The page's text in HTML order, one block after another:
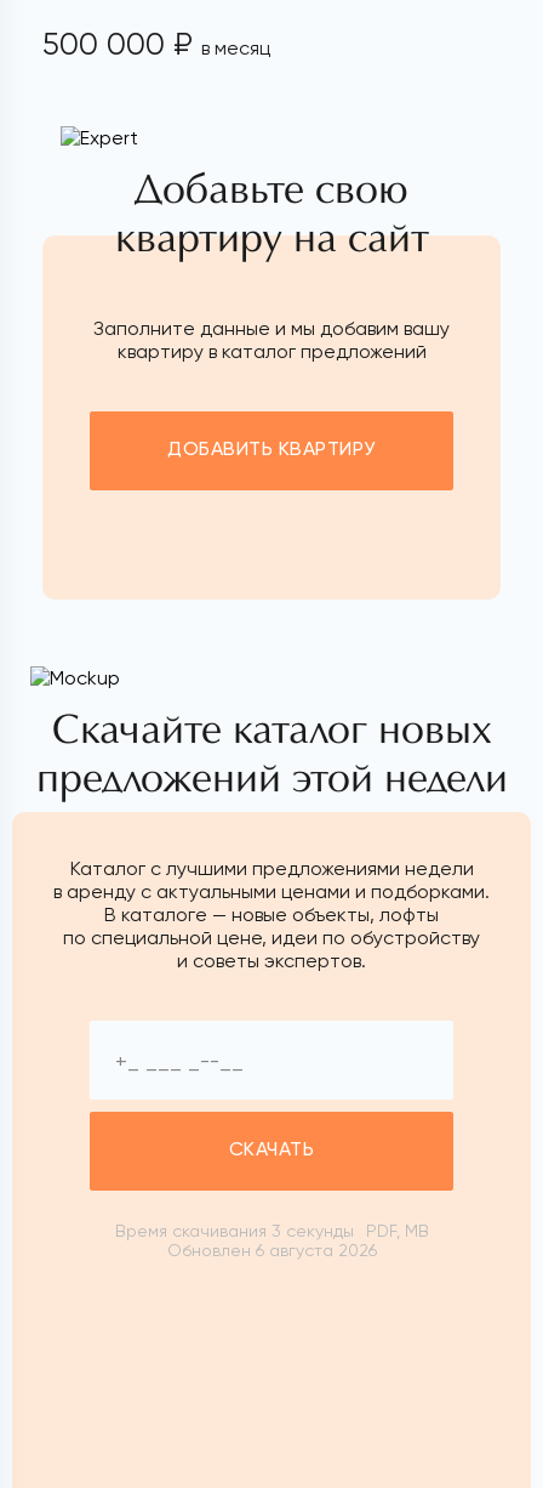
500 000 ₽ в месяц
Добавьте свою
квартиру на сайт
Заполните данные и мы добавим вашу
квартиру в каталог предложений
ДОБАВИТЬ КВАРТИРУ
Скачайте каталог новых
предложений этой недели
Каталог с лучшими предложениями недели
в аренду с актуальными ценами и подборками.
В каталоге — новые объекты, лофты
по специальной цене, идеи по обустройству
и советы экспертов.
СКАЧАТЬ
Время скачивания 3 секунды
PDF, MB
Обновлен 6 августа 2026